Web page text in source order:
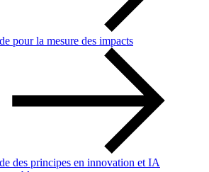
pour la mesure des impacts
des principes en innovation et IA